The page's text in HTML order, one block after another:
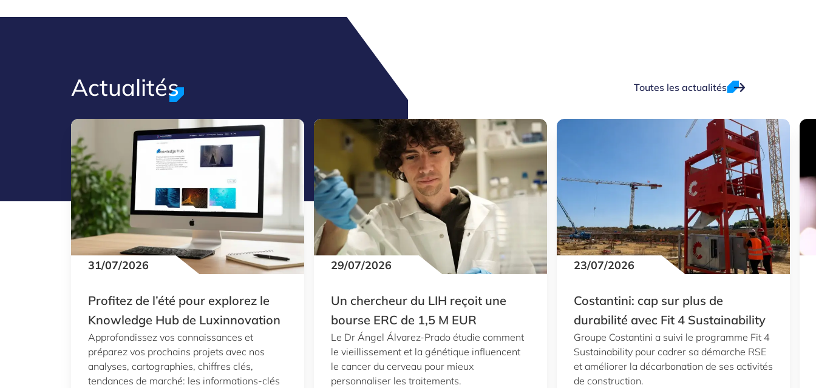
Actualités Toutes les actualités
31/07/2026
Profitez de l’été pour explorez le
Knowledge Hub de Luxinnovation
Approfondissez vos connaissances et
préparez vos prochains projets avec nos
analyses, cartographies, chiffres clés,
tendances de marché: les informations-clés
29/07/2026
Un chercheur du LIH reçoit une
bourse ERC de 1,5 M EUR
Le Dr Ángel Álvarez-Prado étudie comment
le vieillissement et la génétique influencent
le cancer du cerveau pour mieux
personnaliser les traitements.
23/07/2026
Costantini: cap sur plus de
durabilité avec Fit 4 Sustainability
Groupe Costantini a suivi le programme Fit 4
Sustainability pour cadrer sa démarche RSE
et améliorer la décarbonation de ses activités
de construction.